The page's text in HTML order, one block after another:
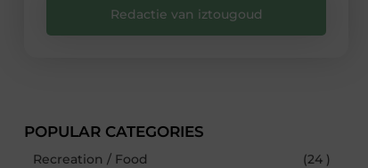
Redactie van iztougoud
POPULAR CATEGORIES
Recreation / Food
(24 )